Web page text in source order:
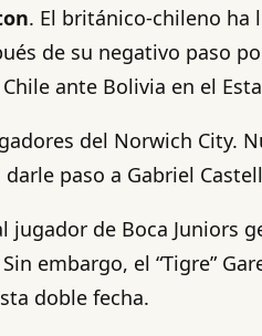
. El británico-chileno ha
de su negativo paso
ante Bolivia en el
del Norwich City.
paso a Gabriel
de Boca Juniors
embargo, el “Tigre”
doble fecha.